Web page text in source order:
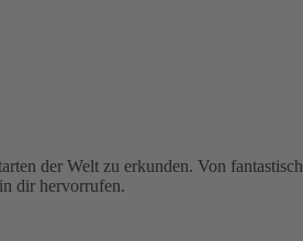
der Welt zu erkunden. Von
dir hervorrufen.